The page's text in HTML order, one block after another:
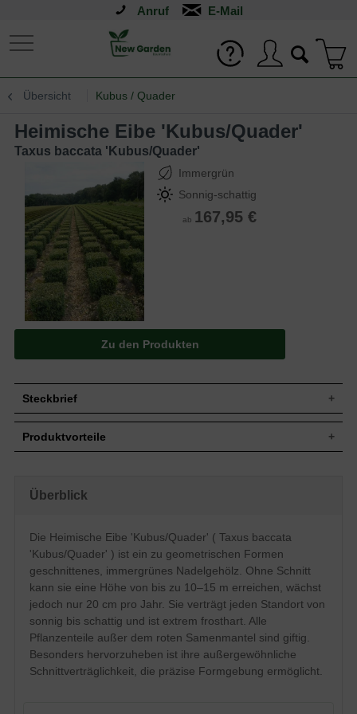
Anruf
Übersicht Kubus / Quader
Heimische Eibe 'Kubus/Quader'
Taxus baccata 'Kubus/Quader'
Immergrün
Sonnig-schattig
ab 167,95 €
Zu den Produkten
Steckbrief
Zuwachs
Wuchsform
Frucht
Rote Beeren, nicht zum Verzehr geeignet
Blüte
Gelbe Köpfchen, im März und April
Boden
Bevorzugt frische bis feuchte, gut
durchlässige und nahrhafte Untergründe,
insgesamt jedoch standorttolerant
Standort
Sonnig bis schattig
Verwendung
Einzelelement, Gruppenbepflanzung,
Alleebereich, Kübelpflanze, Paarelement
Die Taxus baccata gehört zu den am
Produktvorteile
eignet sich auch für schmale Hecken
starke, widerstandsfähige Wurzeln
verträgt keine extreme Trockenheit
verträgt keine Staunässe
geringer Jahreszuwachs
Überblick
Die Heimische Eibe 'Kubus/Quader' ( Taxus baccata
'Kubus/Quader' ) ist ein zu geometrischen Formen
geschnittenes, immergrünes Nadelgehölz. Ohne Schnitt
kann sie eine Höhe von bis zu 10–15 m erreichen, wächst
jedoch nur 20 cm pro Jahr. Sie verträgt jeden Standort von
sonnig bis schattig und ist extrem frosthart. Alle
Pflanzenteile außer dem roten Samenmantel sind giftig.
Besonders hervorzuheben ist ihre außergewöhnliche
Schnittverträglichkeit, die präzise Formgebung ermöglicht.